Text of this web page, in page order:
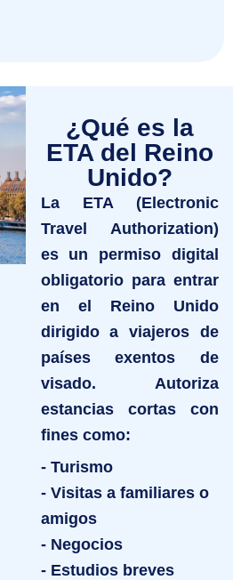
¿Qué es la
ETA del Reino
Unido?
La ETA (Electronic
Travel Authorization)
es un permiso digital
obligatorio para entrar
en el Reino Unido
dirigido a viajeros de
países exentos de
visado. Autoriza
estancias cortas con
fines como:
- Turismo
- Visitas a familiares o
amigos
- Negocios
- Estudios breves